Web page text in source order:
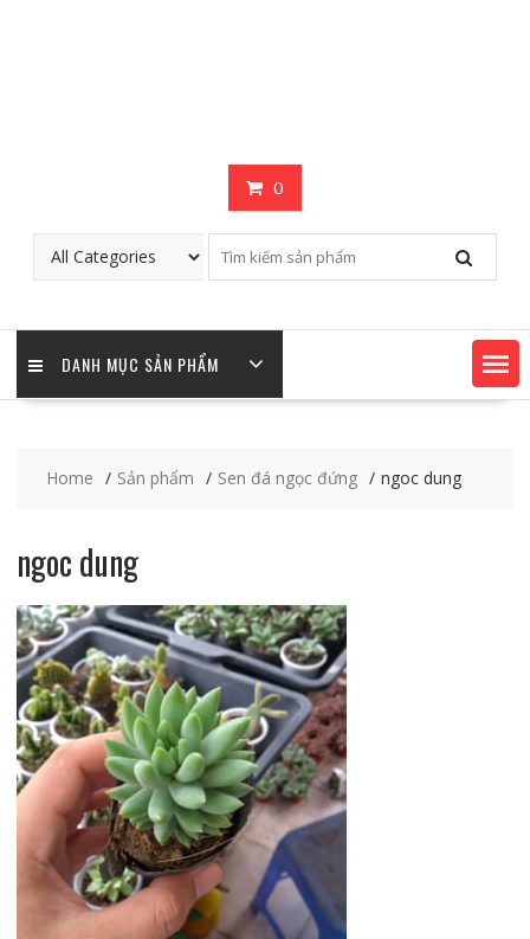
0
DANH MỤC SẢN PHẨM
Home Sản phẩm Sen đá ngọc đứng ngoc dung
ngoc dung